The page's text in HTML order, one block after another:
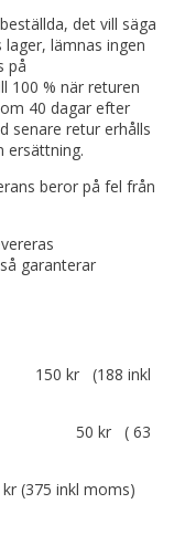
det vill säga
lämnas ingen
på
100 % när returen
40 dagar efter
senare retur erhålls
ersättning.
beror på fel från
garanterar
kr (188 inkl
( 63
(375 inkl moms)